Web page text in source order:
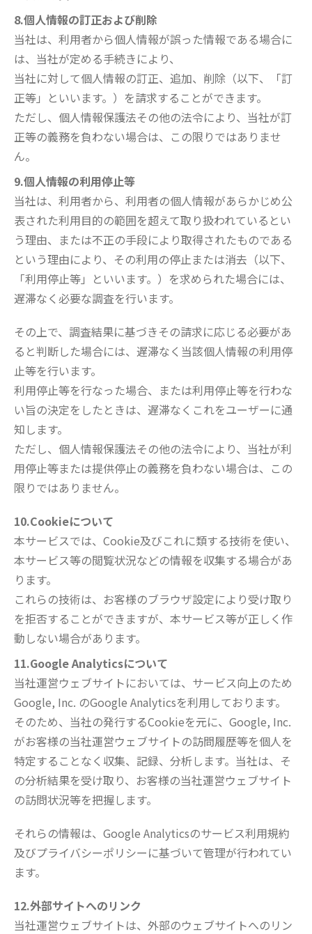
8.個人情報の訂正および削除
当社は、利用者から個人情報が誤った情報である場合に
は、当社が定める手続きにより、
当社に対して個人情報の訂正、追加、削除（以下、「訂
正等」といいます。）を請求することができます。
ただし、個人情報保護法その他の法令により、当社が訂
正等の義務を負わない場合は、この限りではありませ
ん。
9.個人情報の利用停止等
当社は、利用者から、利用者の個人情報があらかじめ公
表された利用目的の範囲を超えて取り扱われているとい
う理由、または不正の手段により取得されたものである
という理由により、その利用の停止または消去（以下、
「利用停止等」といいます。）を求められた場合には、
遅滞なく必要な調査を行います。
その上で、調査結果に基づきその請求に応じる必要があ
ると判断した場合には、遅滞なく当該個人情報の利用停
止等を行います。
利用停止等を行なった場合、または利用停止等を行わな
い旨の決定をしたときは、遅滞なくこれをユーザーに通
知します。
ただし、個人情報保護法その他の法令により、当社が利
用停止等または提供停止の義務を負わない場合は、この
限りではありません。
10.Cookieについて
本サービスでは、Cookie及びこれに類する技術を使い、
本サービス等の閲覧状況などの情報を収集する場合があ
ります。
これらの技術は、お客様のブラウザ設定により受け取り
を拒否することができますが、本サービス等が正しく作
動しない場合があります。
11.Google Analyticsについて
当社運営ウェブサイトにおいては、サービス向上のため
Google, Inc. のGoogle Analyticsを利用しております。
そのため、当社の発行するCookieを元に、Google, Inc.
がお客様の当社運営ウェブサイトの訪問履歴等を個人を
特定することなく収集、記録、分析します。当社は、そ
の分析結果を受け取り、お客様の当社運営ウェブサイト
の訪問状況等を把握します。
それらの情報は、Google Analyticsのサービス利用規約
及びプライバシーポリシーに基づいて管理が行われてい
ます。
12.外部サイトへのリンク
当社運営ウェブサイトは、外部のウェブサイトへのリン